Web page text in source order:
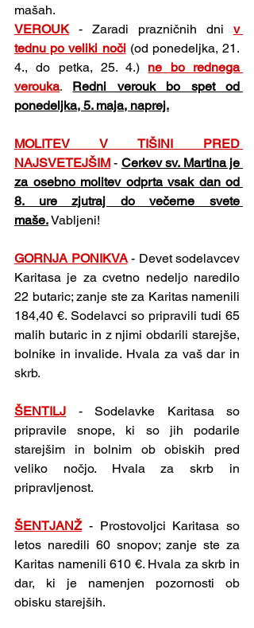
mašah.
VEROUK
- Zaradi prazničnih dni v
tednu po veliki noči (od ponedeljka, 21.
4., do petka, 25. 4.) ne bo rednega
verouka. Redni verouk bo spet od
ponedeljka, 5. maja, naprej.
MOLITEV V TIŠINI PRED
NAJSVETEJŠIM - Cerkev sv. Martina je
za osebno molitev odprta vsak dan od
8. ure zjutraj do večerne svete
maše. Vabljeni!
GORNJA PONIKVA - Devet sodelavcev
Karitasa je za cvetno nedeljo naredilo
22 butaric; zanje ste za Karitas namenili
184,40 €. Sodelavci so pripravili tudi 65
malih butaric in z njimi obdarili starejše,
bolnike in invalide. Hvala za vaš dar in
skrb.
ŠENTILJ
- Sodelavke Karitasa so
pripravile snope, ki so jih podarile
starejšim in bolnim ob obiskih pred
veliko nočjo. Hvala za skrb in
pripravljenost.
ŠENTJANŽ - Prostovoljci Karitasa so
letos naredili 60 snopov; zanje ste za
Karitas namenili 610 €. Hvala za skrb in
dar, ki je namenjen pozornosti ob
obisku starejših.